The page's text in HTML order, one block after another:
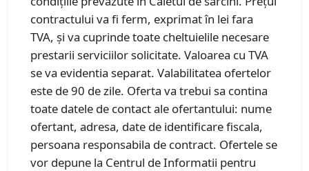
contractului va fi ferm, exprimat în lei fara
TVA, și va cuprinde toate cheltuielile necesare
prestarii serviciilor solicitate. Valoarea cu TVA
se va evidentia separat. Valabilitatea ofertelor
este de 90 de zile. Oferta va trebui sa contina
toate datele de contact ale ofertantului: nume
ofertant, adresa, date de identificare fiscala,
persoana responsabila de contract. Ofertele se
vor depune la Centrul de Informatii pentru